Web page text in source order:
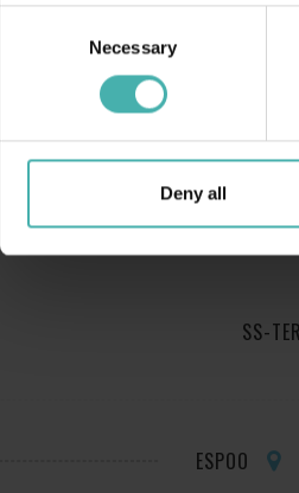
Necessary
Deny all
SS-
ESPOO